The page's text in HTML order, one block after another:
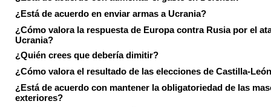
¿Está de acuerdo en enviar armas a Ucrania?
¿Cómo valora la respuesta de Europa contra Rusia por el
Ucrania?
¿Quién crees que debería dimitir?
¿Cómo valora el resultado de las elecciones de Castilla-
¿Está de acuerdo con mantener la obligatoriedad de las
exteriores?